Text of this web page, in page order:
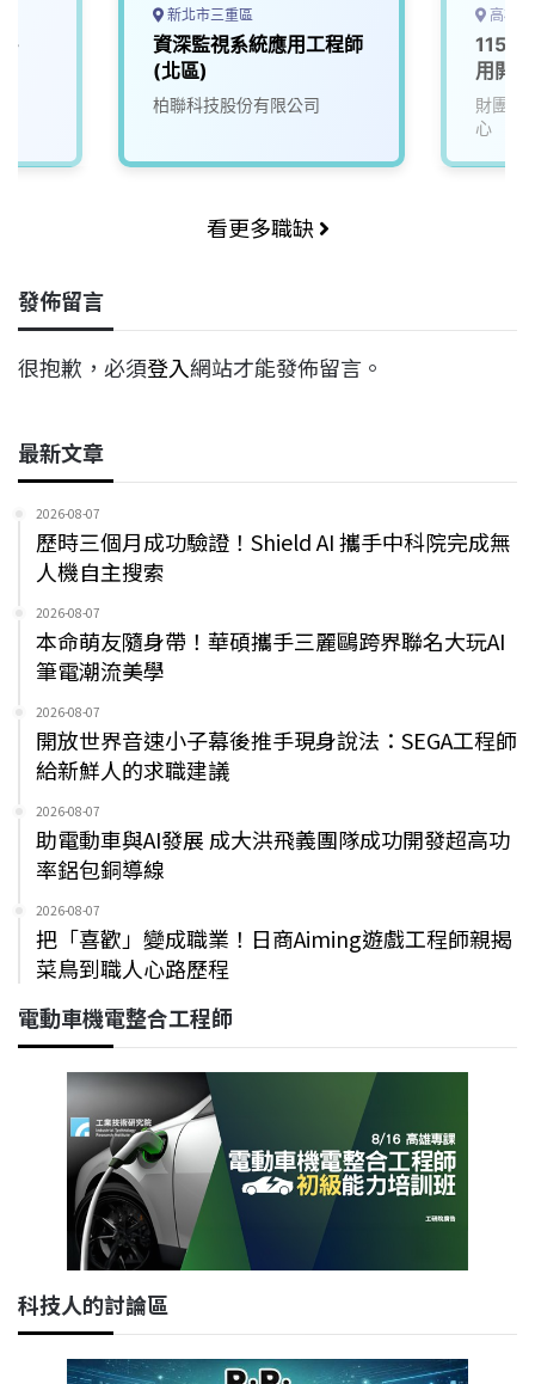
-
新北市三重區
資深監視系統應用工程師
(北區)
柏聯科技股份有限公司
高雄
用開
財團法
心
看更多職缺
發佈留言
很抱歉，必須登入網站才能發佈留言。
最新文章
2026-08-07
歷時三個月成功驗證！Shield AI 攜手中科院完成無
人機自主搜索
2026-08-07
本命萌友隨身帶！華碩攜手三麗鷗跨界聯名大玩AI
筆電潮流美學
2026-08-07
開放世界音速小子幕後推手現身說法：SEGA工程師
給新鮮人的求職建議
2026-08-07
助電動車與AI發展 成大洪飛義團隊成功開發超高功
率鋁包銅導線
2026-08-07
把「喜歡」變成職業！日商Aiming遊戲工程師親揭
菜鳥到職人心路歷程
電動車機電整合工程師
科技人的討論區